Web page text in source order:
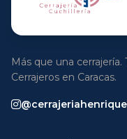
Más que una
Cerrajeros en Caracas.